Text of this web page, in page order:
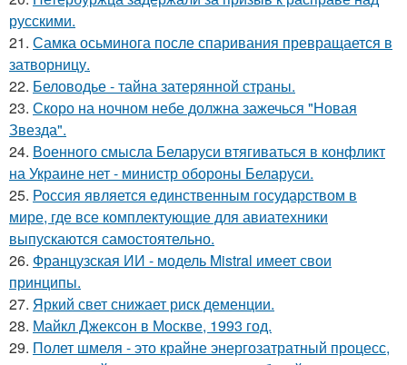
русскими.
21. Самка осьминога после спаривания превращается в
затворницу.
22. Беловодье - тайна затерянной страны.
23. Скоро на ночном небе должна зажечься "Новая
Звезда".
24. Военного смысла Беларуси втягиваться в конфликт
на Украине нет - министр обороны Беларуси.
25. Россия является единственным государством в
мире, где все комплектующие для авиатехники
выпускаются самостоятельно.
26. Французская ИИ - модель Mistral имеет свои
принципы.
27. Яркий свет снижает риск деменции.
28. Майкл Джексон в Москве, 1993 год.
29. Полет шмеля - это крайне энергозатратный процесс,